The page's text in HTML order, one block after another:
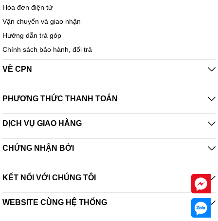
Hóa đơn điện tử
Vận chuyển và giao nhận
Hướng dẫn trả góp
Chính sách bảo hành, đổi trả
VỀ CPN
PHƯƠNG THỨC THANH TOÁN
DỊCH VỤ GIAO HÀNG
CHỨNG NHẬN BỞI
KẾT NỐI VỚI CHÚNG TÔI
WEBSITE CÙNG HỆ THỐNG